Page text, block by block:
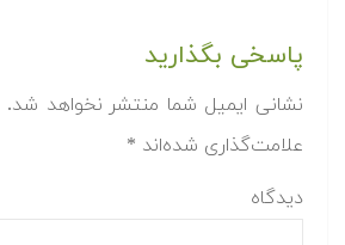
پاسخی بگذارید
نشانی ایمیل شما منتشر نخواهد شد.
علامت‌گذاری شده‌اند *
دیدگاه